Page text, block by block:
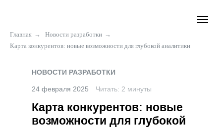
Главная → Новости разработки →
Карта конкурентов: новые возможности для глубокой аналитики
Карта конкурентов: новые
возможности для глубокой
НОВОСТИ РАЗРАБОТКИ
24 февраля 2025 Читать: 2 минуты